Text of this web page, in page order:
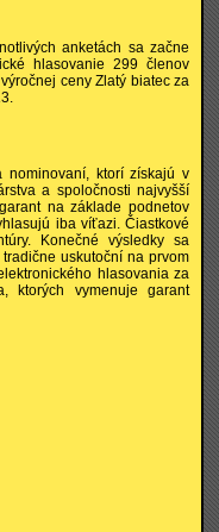
anketách sa začne
hlasovanie 299 členov
ceny Zlatý biatec za
nominovaní, ktorí získajú v
a spoločnosti najvyšší
na základe podnetov
iba víťazi. Čiastkové
Konečné výsledky sa
uskutoční na prvom
hlasovania za
ktorých vymenuje garant